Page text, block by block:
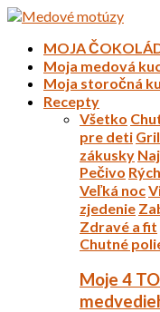
MOJA
Moja medová
Moja storočná
Recepty
Všetko
pre deti
zákusky
Pečivo
Veľká noc
zjedenie
Zdravé a fit
Chutné
Moje 4